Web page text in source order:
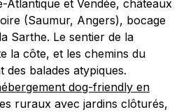
Atlantique et Vendée, châteaux
(Saumur, Angers), bocage
Sarthe. Le sentier de la
la côte, et les chemins du
des balades atypiques.
dog-friendly en
ruraux avec jardins clôturés,